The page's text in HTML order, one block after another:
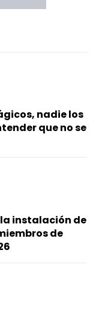
nadie los
que no se
instalación de
de